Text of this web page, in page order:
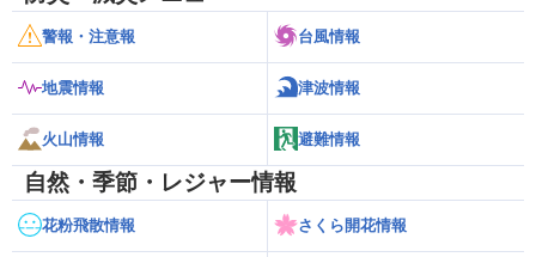
警報・注意報 台風情報
地震情報 津波情報
火山情報 避難情報
自然・季節・レジャー情報
花粉飛散情報 さくら開花情報